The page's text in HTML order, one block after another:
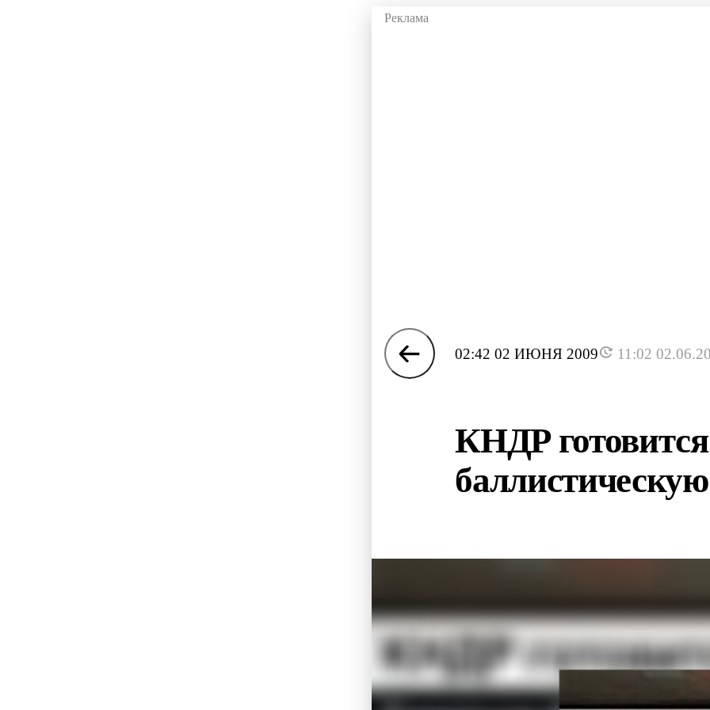
02:42 02 ИЮНЯ 2009 11:02
КНДР